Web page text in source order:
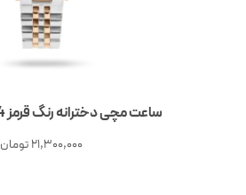
ساعت مچی دخترانه رنگ قرمز Laxmi 8836-4
21,300,000تومان